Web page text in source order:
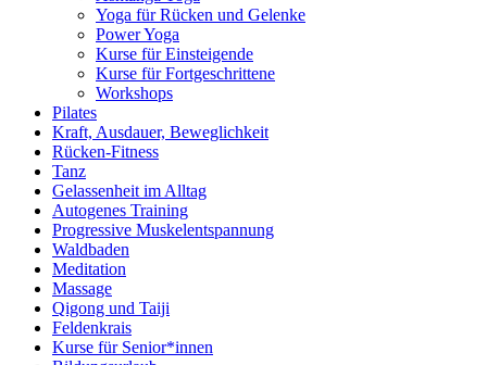
Yoga für Rücken und Gelenke
Power Yoga
Kurse für Einsteigende
Kurse für Fortgeschrittene
Workshops
Pilates
Kraft, Ausdauer, Beweglichkeit
Rücken-Fitness
Tanz
Gelassenheit im Alltag
Autogenes Training
Progressive Muskelentspannung
Waldbaden
Meditation
Massage
Qigong und Taiji
Feldenkrais
Kurse für Senior*innen